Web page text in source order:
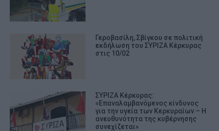
Γεροβασίλη, Σβίγκου σε πολιτική
εκδήλωση του ΣΥΡΙΖΑ Κέρκυρας
στις 10/02
ΣΥΡΙΖΑ Κέρκυρας:
«Επαναλαμβανόμενος κίνδυνος
για την υγεία των Κερκυραίων – Η
ανευθυνότητα της κυβέρνησης
συνεχίζεται»